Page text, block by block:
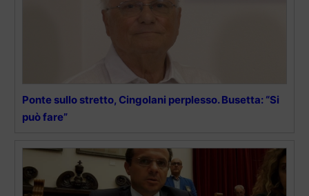
Ponte sullo stretto, Cingolani perplesso. Busetta: “Si
può fare”